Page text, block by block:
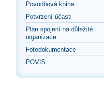
Povodňová kniha
Potvrzení účasti
Plán spojení na důležité
organizace
Fotodokumentace
POVIS